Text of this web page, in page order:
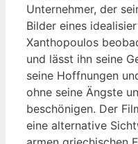
Unternehmer, der
Bilder eines
Xanthopoulos
und lässt ihn seine
seine Hoffnungen
ohne seine Ängste
beschönigen. Der
eine alternative